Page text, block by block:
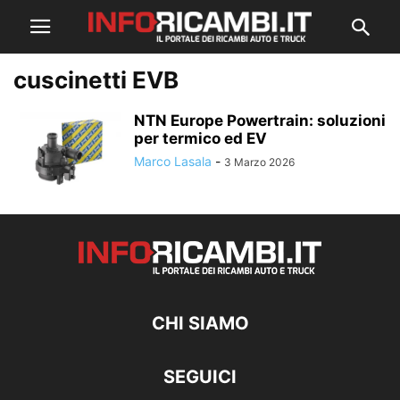
cuscinetti EVB
NTN Europe Powertrain: soluzioni
per termico ed EV
Marco Lasala - 3 Marzo 2026
CHI SIAMO
SEGUICI